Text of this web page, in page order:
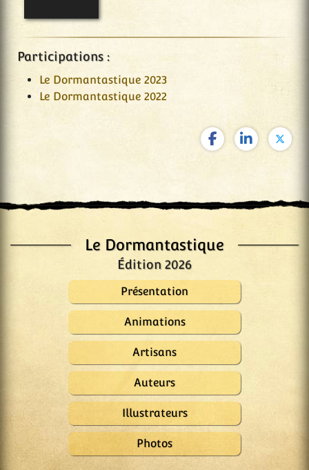
Le Dormantastique
Édition 2026
Présentation
Animations
Artisans
Auteurs
Illustrateurs
Photos
Participations :
Le Dormantastique 2023
Le Dormantastique 2022